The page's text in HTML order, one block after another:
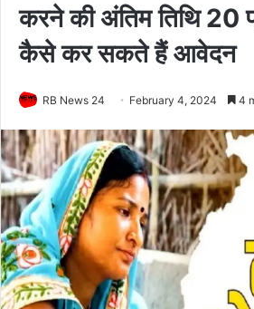
करने की अंतिम तिथि 20
कैसे कर सकते हैं आवेदन
RB News 24 February 4, 2024 4